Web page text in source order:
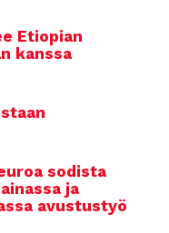
Etiopian
kanssa
sodista
ja
avustustyö